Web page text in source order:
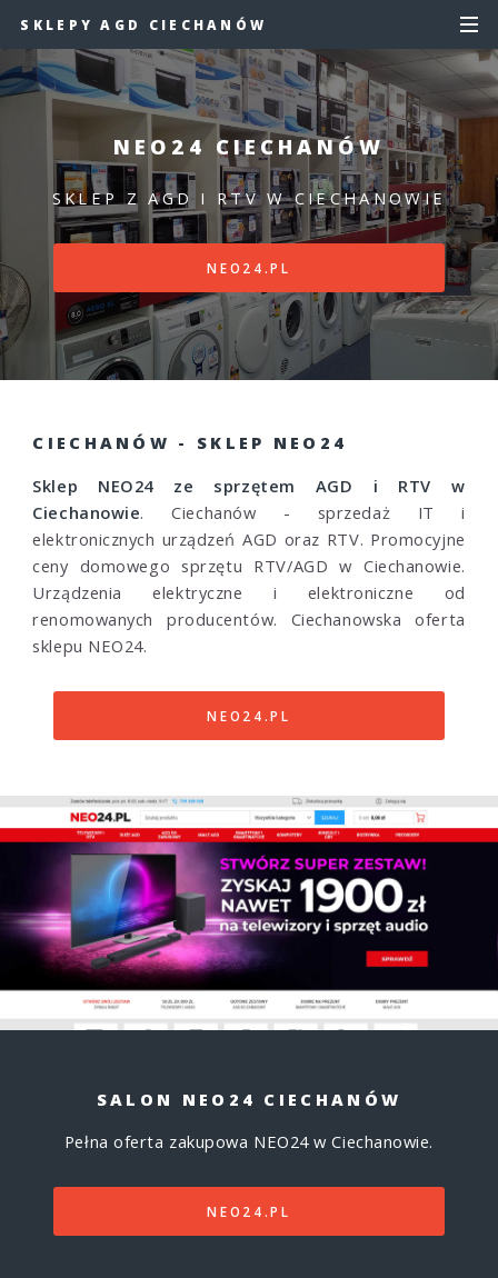
SKLEPY AGD CIECHANÓW
NEO24 CIECHANÓW
SKLEP Z AGD I RTV W CIECHANOWIE
NEO24.PL
CIECHANÓW - SKLEP NEO24
Sklep NEO24 ze sprzętem AGD i RTV w
Ciechanowie. Ciechanów - sprzedaż IT i
elektronicznych urządzeń AGD oraz RTV. Promocyjne
ceny domowego sprzętu RTV/AGD w Ciechanowie.
Urządzenia elektryczne i elektroniczne od
renomowanych producentów. Ciechanowska oferta
sklepu NEO24.
NEO24.PL
SALON NEO24 CIECHANÓW
Pełna oferta zakupowa NEO24 w Ciechanowie.
NEO24.PL